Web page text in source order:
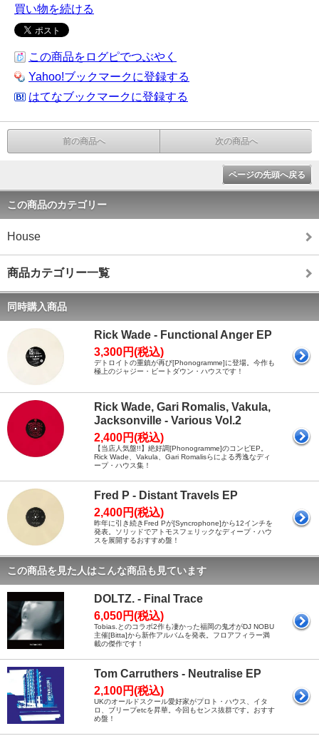
買い物を続ける
この商品をログピでつぶやく
Yahoo!ブックマークに登録する
はてなブックマークに登録する
前の商品へ 次の商品へ
ページの先頭へ戻る
この商品のカテゴリー
House
商品カテゴリー一覧
同時購入商品
Rick Wade - Functional Anger EP
3,300円(税込)
デトロイトの重鎮が再び[Phonogramme]に登場。今作も
極上のジャジー・ビートダウン・ハウスです！
Rick Wade, Gari Romalis, Vakula,
Jacksonville - Various Vol.2
2,400円(税込)
【当店人気盤!!】絶好調[Phonogramme]のコンピEP。
Rick Wade、Vakula、Gari Romalisらによる秀逸なディ
ープ・ハウス集！
Fred P - Distant Travels EP
2,400円(税込)
昨年に引き続きFred Pが[Syncrophone]から12インチを
発表。ソリッドでアトモスフェリックなディープ・ハウ
スを展開するおすすめ盤！
この商品を見た人はこんな商品も見ています
DOLTZ. - Final Trace
6,050円(税込)
Tobias.とのコラボ2作も凄かった福岡の鬼才がDJ NOBU
主催[Bitta]から新作アルバムを発表。フロアフィラー満
載の傑作です！
Tom Carruthers - Neutralise EP
2,100円(税込)
UKのオールドスクール愛好家がプロト・ハウス、イタ
ロ、ブリープetcを昇華。今回もセンス抜群です。おすす
め盤！